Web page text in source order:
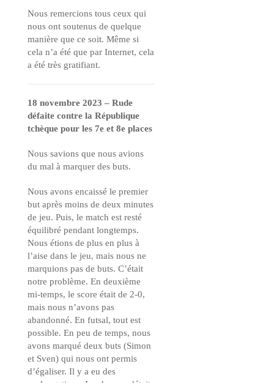
Nous remercions tous ceux qui
nous ont soutenus de quelque
manière que ce soit. Même si
cela n’a été que par Internet, cela
a été très gratifiant.
18 novembre 2023 – Rude
défaite contre la République
tchèque pour les 7e et 8e places
Nous savions que nous avions
du mal à marquer des buts.
Nous avons encaissé le premier
but après moins de deux minutes
de jeu. Puis, le match est resté
équilibré pendant longtemps.
Nous étions de plus en plus à
l’aise dans le jeu, mais nous ne
marquions pas de buts. C’était
notre problème. En deuxième
mi-temps, le score était de 2-0,
mais nous n’avons pas
abandonné. En futsal, tout est
possible. En peu de temps, nous
avons marqué deux buts (Simon
et Sven) qui nous ont permis
d’égaliser. Il y a eu des